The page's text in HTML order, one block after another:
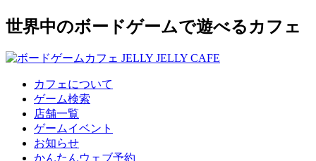
世界中のボードゲームで遊べるカフェ
カフェについて
ゲーム検索
店舗一覧
ゲームイベント
お知らせ
かんたんウェブ予約